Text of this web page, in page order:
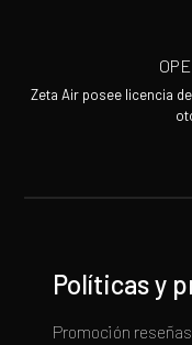
Zeta Air posee licencia
Políticas y
Promoción